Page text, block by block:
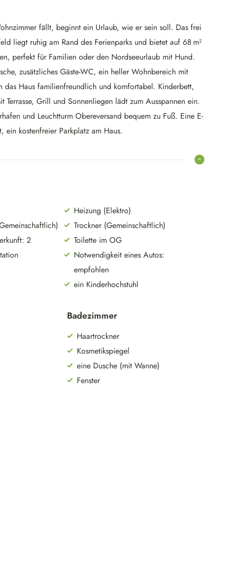
fällt, beginnt ein Urlaub, wie er sein soll. Das frei
liegt ruhig am Rand des Ferienparks und bietet auf 68 m²
perfekt für Familien oder den Nordseeurlaub mit Hund.
zusätzliches Gäste-WC, ein heller Wohnbereich mit
das Haus familienfreundlich und komfortabel. Kinderbett,
Grill und Sonnenliegen lädt zum Ausspannen ein.
und Leuchtturm Obereversand bequem zu Fuß. Eine E-
ein kostenfreier Parkplatz am Haus.
Heizung (Elektro)
Trockner (Gemeinschaftlich)
2
Toilette im OG
Notwendigkeit eines Autos:
empfohlen
ein Kinderhochstuhl
Badezimmer
Haartrockner
Kosmetikspiegel
eine Dusche (mit Wanne)
Fenster